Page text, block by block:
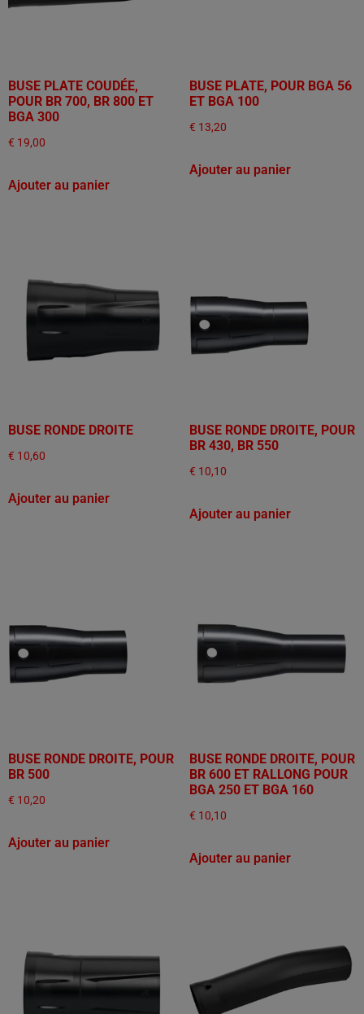
BUSE PLATE COUDÉE,
POUR BR 700, BR 800 ET
BGA 300
€ 19,00
Ajouter au panier
BUSE PLATE, POUR BGA 56
ET BGA 100
€ 13,20
Ajouter au panier
BUSE RONDE DROITE
€ 10,60
Ajouter au panier
BUSE RONDE DROITE, POUR
BR 430, BR 550
€ 10,10
Ajouter au panier
BUSE RONDE DROITE, POUR
BR 500
€ 10,20
Ajouter au panier
BUSE RONDE DROITE, POUR
BR 600 ET RALLONG POUR
BGA 250 ET BGA 160
€ 10,10
Ajouter au panier